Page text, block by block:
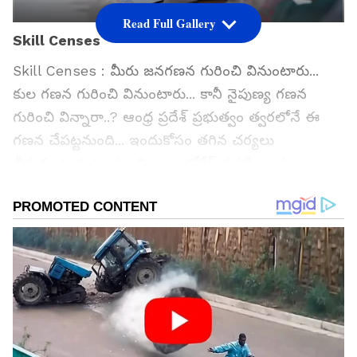
Skill Censes
Skill Censes : మీరు జనగణన గురించి వినుంటారు...
కుల గణన గురించి వినుంటారు... కానీ నైపుణ్య గణన
గురించి విన్నారా..? ఆంధ్ర ప్రదేశ్ ప్రభుత్వం త్వరలోనే ఈ
గణన చేపట్టనుంది... ఇందుకోసం తగిన చర్యలు
అవకాశాలు కల్పించడమే లక్ష్యంగా ఈ గణన
చేపడుతున్నట్లు లోకేష్ తెలిపారు.
గూగుల్‌లో ఆసక్తికరమైన సమాచారం కోసం ఏసియానెట్ తెలుగు
ను మీ ఫ్రిఫర్డ్ సోర్స్ గా ఎంచుకోండి
Read Full Gallery